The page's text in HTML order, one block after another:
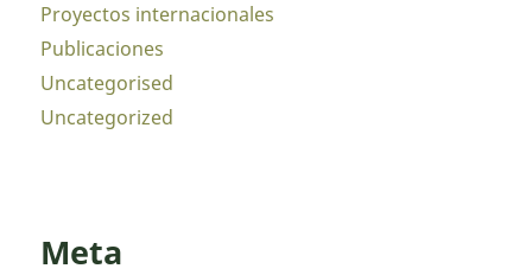
Proyectos internacionales
Publicaciones
Uncategorised
Uncategorized
Meta